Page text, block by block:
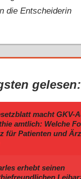
die Entscheiderin
gelesen: